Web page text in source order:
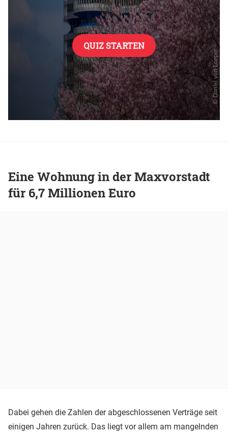
Eine Wohnung in der Maxvorstadt
für 6,7 Millionen Euro
Dabei gehen die Zahlen der abgeschlossenen Verträge seit
einigen Jahren zurück. Das liegt vor allem am mangelnden